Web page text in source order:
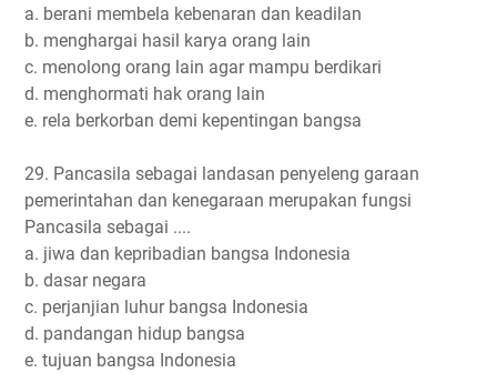
a. berani membela kebenaran dan keadilan
b. menghargai hasil karya orang lain
c. menolong orang lain agar mampu berdikari
d. menghormati hak orang lain
e. rela berkorban demi kepentingan bangsa
29. Pancasila sebagai landasan penyeleng garaan
pemerintahan dan kenegaraan merupakan fungsi
Pancasila sebagai ....
a. jiwa dan kepribadian bangsa Indonesia
b. dasar negara
c. perjanjian luhur bangsa Indonesia
d. pandangan hidup bangsa
e. tujuan bangsa Indonesia